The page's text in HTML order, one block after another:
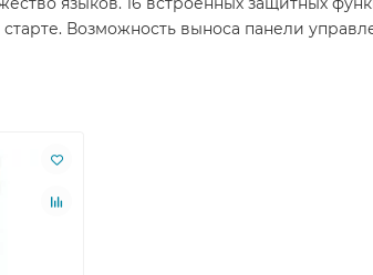
Возможность выноса панели